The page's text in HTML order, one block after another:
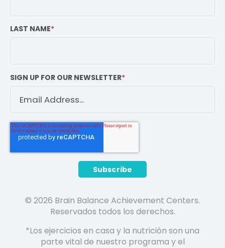
LAST NAME*
SIGN UP FOR OUR NEWSLETTER*
© 2026 Brain Balance Achievement Centers.
Reservados todos los derechos.
*Los ejercicios en casa y la nutrición son una
parte vital de nuestro programa y el